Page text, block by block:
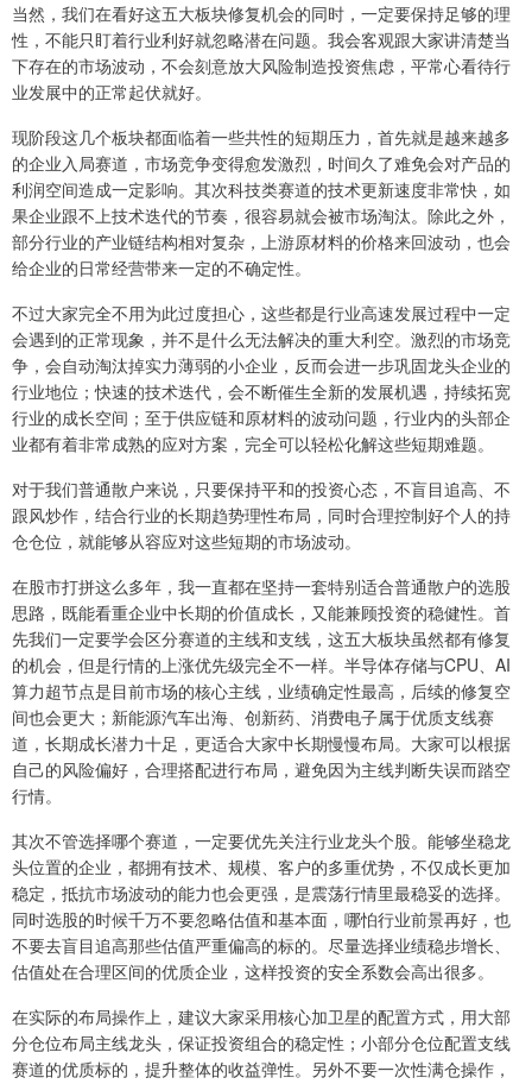
当然，我们在看好这五大板块修复机会的同时，一定要保持足够的理
性，不能只盯着行业利好就忽略潜在问题。我会客观跟大家讲清楚当
下存在的市场波动，不会刻意放大风险制造投资焦虑，平常心看待行
业发展中的正常起伏就好。
现阶段这几个板块都面临着一些共性的短期压力，首先就是越来越多
的企业入局赛道，市场竞争变得愈发激烈，时间久了难免会对产品的
利润空间造成一定影响。其次科技类赛道的技术更新速度非常快，如
果企业跟不上技术迭代的节奏，很容易就会被市场淘汰。除此之外，
部分行业的产业链结构相对复杂，上游原材料的价格来回波动，也会
给企业的日常经营带来一定的不确定性。
不过大家完全不用为此过度担心，这些都是行业高速发展过程中一定
会遇到的正常现象，并不是什么无法解决的重大利空。激烈的市场竞
争，会自动淘汰掉实力薄弱的小企业，反而会进一步巩固龙头企业的
行业地位；快速的技术迭代，会不断催生全新的发展机遇，持续拓宽
行业的成长空间；至于供应链和原材料的波动问题，行业内的头部企
业都有着非常成熟的应对方案，完全可以轻松化解这些短期难题。
对于我们普通散户来说，只要保持平和的投资心态，不盲目追高、不
跟风炒作，结合行业的长期趋势理性布局，同时合理控制好个人的持
仓仓位，就能够从容应对这些短期的市场波动。
在股市打拼这么多年，我一直都在坚持一套特别适合普通散户的选股
思路，既能看重企业中长期的价值成长，又能兼顾投资的稳健性。首
先我们一定要学会区分赛道的主线和支线，这五大板块虽然都有修复
的机会，但是行情的上涨优先级完全不一样。半导体存储与CPU、AI
算力超节点是目前市场的核心主线，业绩确定性最高，后续的修复空
间也会更大；新能源汽车出海、创新药、消费电子属于优质支线赛
道，长期成长潜力十足，更适合大家中长期慢慢布局。大家可以根据
自己的风险偏好，合理搭配进行布局，避免因为主线判断失误而踏空
行情。
其次不管选择哪个赛道，一定要优先关注行业龙头个股。能够坐稳龙
头位置的企业，都拥有技术、规模、客户的多重优势，不仅成长更加
稳定，抵抗市场波动的能力也会更强，是震荡行情里最稳妥的选择。
同时选股的时候千万不要忽略估值和基本面，哪怕行业前景再好，也
不要去盲目追高那些估值严重偏高的标的。尽量选择业绩稳步增长、
估值处在合理区间的优质企业，这样投资的安全系数会高出很多。
在实际的布局操作上，建议大家采用核心加卫星的配置方式，用大部
分仓位布局主线龙头，保证投资组合的稳定性；小部分仓位配置支线
赛道的优质标的，提升整体的收益弹性。另外不要一次性满仓操作，